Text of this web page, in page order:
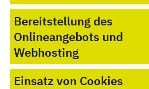
Bereitstellung des
Onlineangebots und
Webhosting
Einsatz von Cookies